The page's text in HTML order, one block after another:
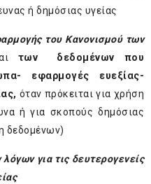
ή δημόσιας υγείας
του Κανονισμού των
των δεδομένων που
εφαρμογές ευεξίας-
όταν πρόκειται για χρήση
ή για σκοπούς δημόσιας
δεδομένων)
για τις δευτερογενείς